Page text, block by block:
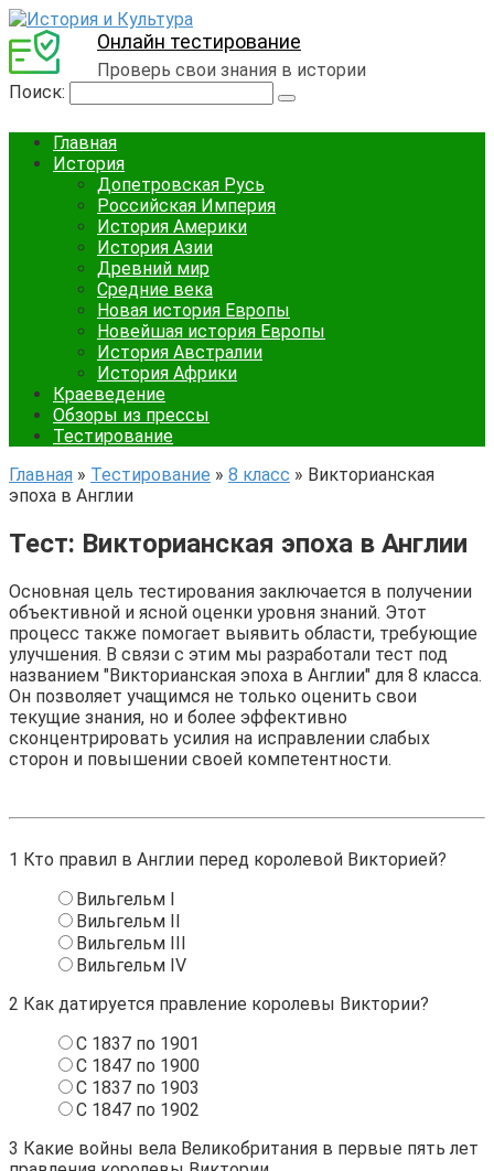
Онлайн тестирование
Проверь свои знания в истории
Поиск:
Главная
История
Допетровская Русь
Российская Империя
История Америки
История Азии
Древний мир
Средние века
Новая история Европы
Новейшая история Европы
История Австралии
История Африки
Краеведение
Обзоры из прессы
Тестирование
Главная » Тестирование » 8 класс » Викторианская
эпоха в Англии
Тест: Викторианская эпоха в Англии
Основная цель тестирования заключается в получении
объективной и ясной оценки уровня знаний. Этот
процесс также помогает выявить области, требующие
улучшения. В связи с этим мы разработали тест под
названием "Викторианская эпоха в Англии" для 8 класса.
Он позволяет учащимся не только оценить свои
текущие знания, но и более эффективно
сконцентрировать усилия на исправлении слабых
сторон и повышении своей компетентности.
1 Кто правил в Англии перед королевой Викторией?
Вильгельм I
Вильгельм II
Вильгельм III
Вильгельм IV
2 Как датируется правление королевы Виктории?
С 1837 по 1901
С 1847 по 1900
С 1837 по 1903
С 1847 по 1902
3 Какие войны вела Великобритания в первые пять лет